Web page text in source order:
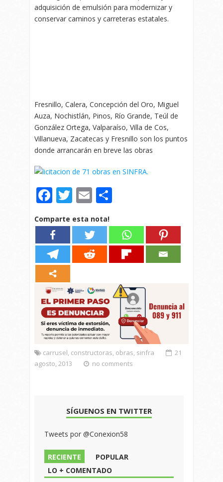
adquisición de emulsión para modernizar y
conservar caminos y carreteras estatales.
Fresnillo, Calera, Concepción del Oro, Miguel
Auza, Nochistlán, Pinos, Río Grande, Teúl de
González Ortega, Valparaíso, Villa de Cos,
Villanueva, Zacatecas y Fresnillo son los puntos
donde arrancarán en breve las obras
Facebook
Twitter
Email
Comparte esta nota!
carrusel, constructoras, obras, sinfra
21
agosto, 2013
no comments
SÍGUENOS EN TWITTER
Tweets por @Conexion58
RECIENTE
POPULAR
LO + COMENTADO